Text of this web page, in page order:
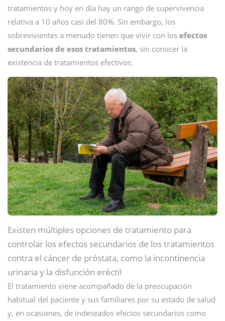
tratamientos y hoy en día hay un rango de supervivencia
relativa a 10 años casi del 80%. Sin embargo, los
sobrevivientes a menudo tienen que vivir con los efectos
secundarios de esos tratamientos, sin conocer la
existencia de tratamientos efectivos.
Existen múltiples opciones de tratamiento para
controlar los efectos secundarios de los tratamientos
contra el cáncer de próstata, como la incontinencia
urinaria y la disfunción eréctil
El tratamiento viene acompañado de la preocupación
habitual del paciente y sus familiares por su estado de salud
y, en ocasiones, de indeseados efectos secundarios como